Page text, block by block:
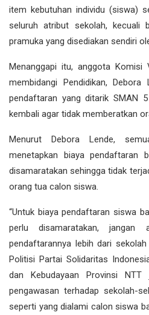
item kebutuhan individu (siswa)
seluruh atribut sekolah, kecuali
pramuka yang disediakan sendiri
Menanggapi itu, anggota Komisi
membidangi Pendidikan,
pendaftaran yang ditarik SMAN
kembali agar tidak memberatkan
Menurut Debora Lende,
menetapkan biaya pendaftaran
disamaratakan sehingga tidak
orang tua calon siswa.
“Untuk biaya pendaftaran siswa
perlu disamaratakan,
pendaftarannya lebih dari sekolah
Politisi Partai Solidaritas
dan Kebudayaan Provinsi NTT
pengawasan terhadap sekolah-
seperti yang dialami calon siswa